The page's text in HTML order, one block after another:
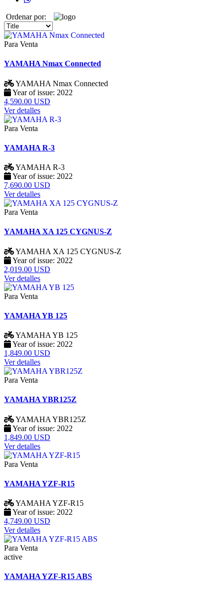
Ordenar por:
Para Venta
YAMAHA Nmax Connected
YAMAHA Nmax Connected
Year of issue: 2022
4,590.00 USD
Ver detalles
Para Venta
YAMAHA R-3
YAMAHA R-3
Year of issue: 2022
7,690.00 USD
Ver detalles
Para Venta
YAMAHA XA 125 CYGNUS-Z
YAMAHA XA 125 CYGNUS-Z
Year of issue: 2022
2,019.00 USD
Ver detalles
Para Venta
YAMAHA YB 125
YAMAHA YB 125
Year of issue: 2022
1,849.00 USD
Ver detalles
Para Venta
YAMAHA YBR125Z
YAMAHA YBR125Z
Year of issue: 2022
1,849.00 USD
Ver detalles
Para Venta
YAMAHA YZF-R15
YAMAHA YZF-R15
Year of issue: 2022
4,749.00 USD
Ver detalles
Para Venta
active
YAMAHA YZF-R15 ABS